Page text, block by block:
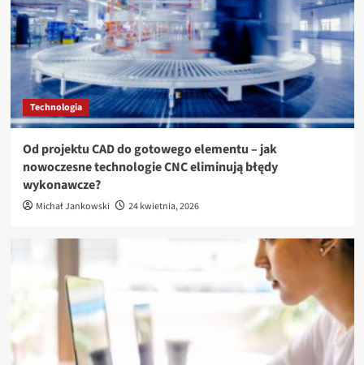
Technologia
Od projektu CAD do gotowego elementu – jak
nowoczesne technologie CNC eliminują błędy
wykonawcze?
Michał Jankowski 24 kwietnia, 2026